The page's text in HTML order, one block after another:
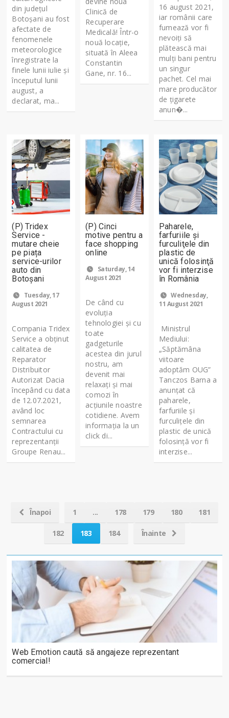
din județul
Botoșani au fost
afectate de
fenomenele
meteorologice
înregistrate la
finele lunii iulie și
începutul lunii
august, a
declarat, ma...
Clinică de
Recuperare
Medicală! Într-o
nouă locație,
situată în Aleea
Constantin
Gane, nr. 16...
16 august 2021,
iar românii care
fumează vor fi
nevoiți să
plătească mai
mulți bani pentru
un singur
pachet. Cel mai
mare producător
de țigarete
anun�...
(P) Tridex
Service -
mutare cheie
pe piața
service-urilor
auto din
Botoșani
Tuesday, 17
August 2021
Compania Tridex
Service a obținut
calitatea de
Reparator
Distribuitor
Autorizat Dacia
începând cu data
de 12.07.2021,
având loc
semnarea
Contractului cu
reprezentanții
Groupe Renau...
(P) Cinci
motive pentru a
face shopping
online
Saturday, 14
August 2021
De când cu
evoluția
tehnologiei și cu
toate
gadgeturile
acestea din jurul
nostru, am
devenit mai
relaxați și mai
comozi în
acțiunile noastre
cotidiene. Avem
informația la un
click di...
Paharele,
farfuriile şi
furculiţele din
plastic de
unică folosinţă
vor fi interzise
în România
Wednesday,
11 August 2021
Ministrul
Mediului:
„Săptămâna
viitoare
adoptăm OUG”
Tanczos Barna a
anunţat că
paharele,
farfuriile şi
furculiţele din
plastic de unică
folosinţă vor fi
interzise...
Înapoi 1 ... 178 179 180 181
182 183 184 Înainte
Web Emotion caută să angajeze reprezentant
comercial!